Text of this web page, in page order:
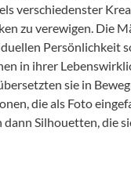
verschiedenster
zu verewigen. Die
Persönlichkeit
in ihrer
sie in
die als Foto
Silhouetten, die